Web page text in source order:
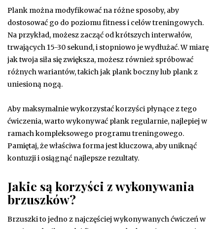
Plank można modyfikować na różne sposoby, aby
dostosować go do poziomu fitness i celów treningowych.
Na przykład, możesz zacząć od krótszych interwałów,
trwających 15-30 sekund, i stopniowo je wydłużać. W miarę
jak twoja siła się zwiększa, możesz również spróbować
różnych wariantów, takich jak plank boczny lub plank z
uniesioną nogą.
Aby maksymalnie wykorzystać korzyści płynące z tego
ćwiczenia, warto wykonywać plank regularnie, najlepiej w
ramach kompleksowego programu treningowego.
Pamiętaj, że właściwa forma jest kluczowa, aby uniknąć
kontuzji i osiągnąć najlepsze rezultaty.
Jakie są korzyści z wykonywania
brzuszków?
Brzuszki to jedno z najczęściej wykonywanych ćwiczeń w